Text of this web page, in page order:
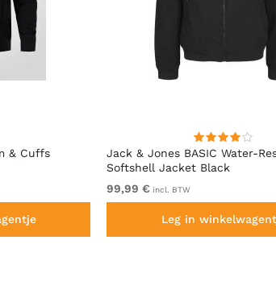
& Cuffs
Jack & Jones BASIC Water-
Softshell Jacket Black
99,99 € incl. BTW
Leg in